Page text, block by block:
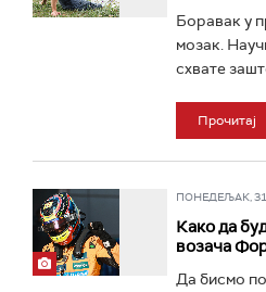
Боравак у
мозак.
схвате
Прочитај
ПОНЕДЕЉАК, 31.
Како да
возача
Да бисмо